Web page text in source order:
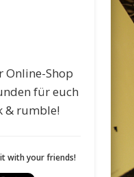
Online-Shop
für euch
& rumble!
with your friends!